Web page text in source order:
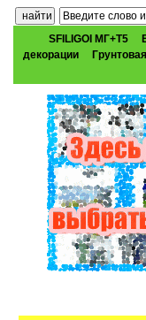
SFILIGOI МГ+Т5
декорации